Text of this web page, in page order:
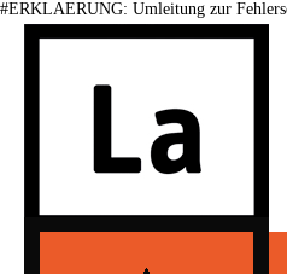
#ERKLAERUNG: Umleitung zur